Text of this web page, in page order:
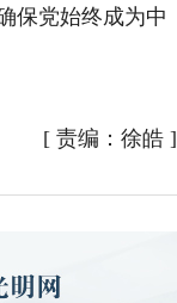
保党始终成为中
[ 责编：徐皓]